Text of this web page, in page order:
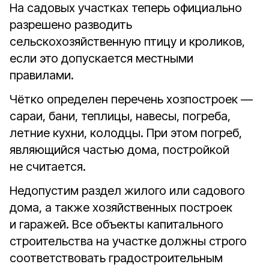
На садовых участках теперь официально
разрешено разводить
сельскохозяйственную птицу и кроликов,
если это допускается местными
правилами.
Чётко определен перечень хозпостроек —
сараи, бани, теплицы, навесы, погреба,
летние кухни, колодцы. При этом погреб,
являющийся частью дома, постройкой
не считается.
Недопустим раздел жилого или садового
дома, а также хозяйственных построек
и гаражей. Все объекты капитального
строительства на участке должны строго
соответствовать градостроительным